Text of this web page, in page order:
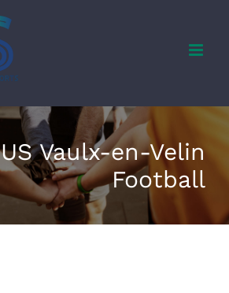
US Vaulx-en-Velin
Football